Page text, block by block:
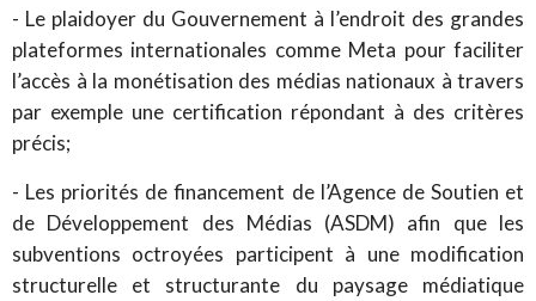
- Le plaidoyer du Gouvernement à l’endroit des grandes
plateformes internationales comme Meta pour faciliter
l’accès à la monétisation des médias nationaux à travers
par exemple une certification répondant à des critères
précis;
- Les priorités de financement de l’Agence de Soutien et
de Développement des Médias (ASDM) afin que les
subventions octroyées participent à une modification
structurelle et structurante du paysage médiatique